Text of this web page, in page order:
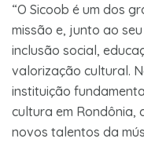
“O Sicoob é um dos
missão e, junto ao
inclusão social,
valorização cultural.
instituição
cultura em Rondônia,
novos talentos da